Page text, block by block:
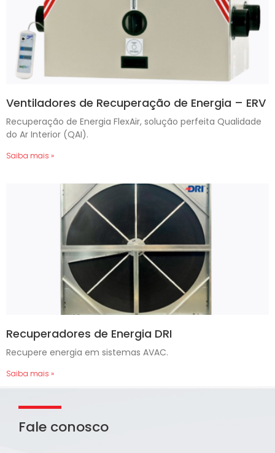
Ventiladores de Recuperação de Energia – ERV
Recuperação de Energia FlexAir, solução perfeita Qualidade
do Ar Interior (QAI).
Saiba mais »
Recuperadores de Energia DRI
Recupere energia em sistemas AVAC.
Saiba mais »
Fale conosco